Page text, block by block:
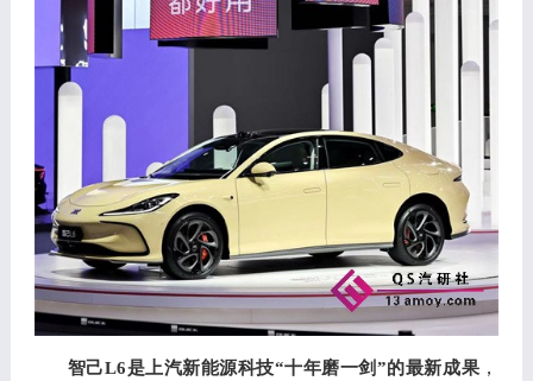
智己L6是上汽新能源科技“十年磨一剑”的最新成果 ，